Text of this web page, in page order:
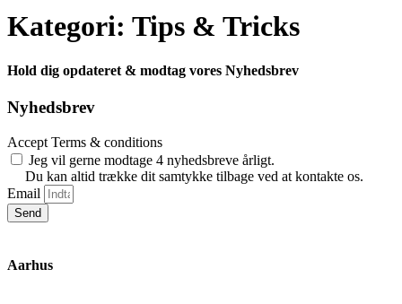
Kategori: Tips & Tricks
Hold dig opdateret & modtag vores Nyhedsbrev
Nyhedsbrev
Accept Terms & conditions
Jeg vil gerne modtage 4 nyhedsbreve årligt.
Du kan altid trække dit samtykke tilbage ved at kontakte os.
Email
Send
Aarhus